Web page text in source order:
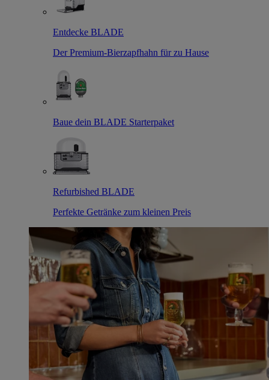
Entdecke BLADE
Der Premium-Bierzapfhahn für zu Hause
Baue dein BLADE Starterpaket
Refurbished BLADE
Perfekte Getränke zum kleinen Preis